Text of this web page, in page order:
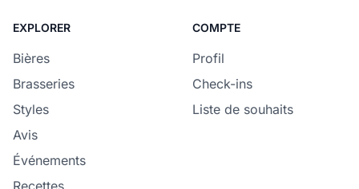
EXPLORER
Bières
Brasseries
Styles
Avis
Événements
Recettes
COMPTE
Profil
Check-ins
Liste de souhaits